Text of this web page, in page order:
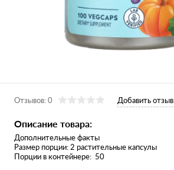
Отзывов: 0 Добавить отзыв
Описание товара:
Дополнительные факты
Размер порции: 2 растительные капсулы
Порции в контейнере: 50